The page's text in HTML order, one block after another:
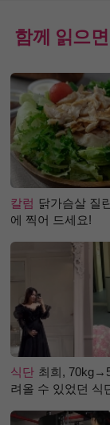
함께 읽으면
칼럼 닭가슴살 질
에 찍어 드세요!
식단 최희,
려올 수 있었던 식